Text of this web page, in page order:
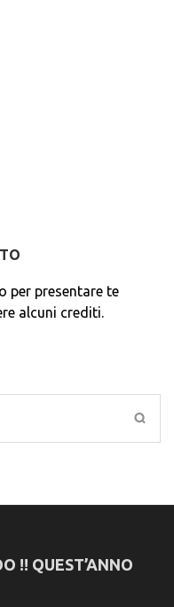
per presentare te
alcuni crediti.
!! QUEST’ANNO